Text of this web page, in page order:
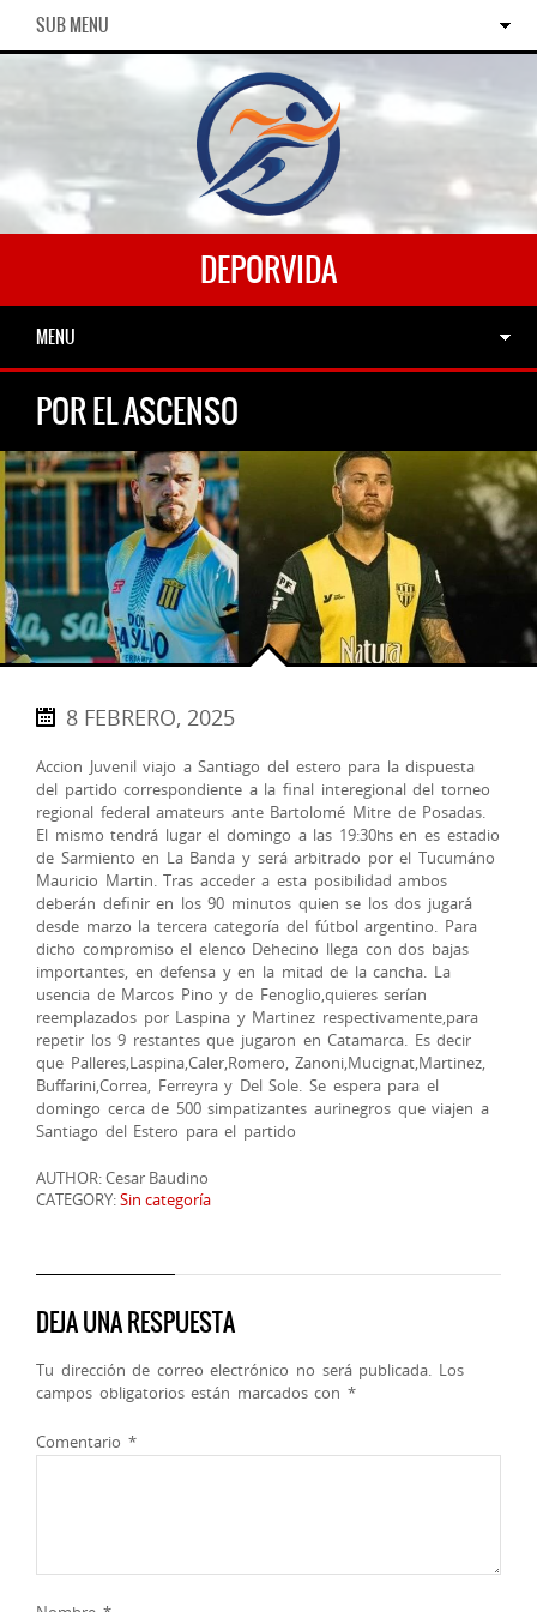
SUB MENU
DEPORVIDA
MENU
POR EL ASCENSO
8 FEBRERO, 2025
Accion Juvenil viajo a Santiago del estero para la dispuesta
del partido correspondiente a la final interegional del torneo
regional federal amateurs ante Bartolomé Mitre de Posadas.
El mismo tendrá lugar el domingo a las 19:30hs en es estadio
de Sarmiento en La Banda y será arbitrado por el Tucumáno
Mauricio Martin. Tras acceder a esta posibilidad ambos
deberán definir en los 90 minutos quien se los dos jugará
desde marzo la tercera categoría del fútbol argentino. Para
dicho compromiso el elenco Dehecino llega con dos bajas
importantes, en defensa y en la mitad de la cancha. La
usencia de Marcos Pino y de Fenoglio,quieres serían
reemplazados por Laspina y Martinez respectivamente,para
repetir los 9 restantes que jugaron en Catamarca. Es decir
que Palleres,Laspina,Caler,Romero, Zanoni,Mucignat,Martinez,
Buffarini,Correa, Ferreyra y Del Sole. Se espera para el
domingo cerca de 500 simpatizantes aurinegros que viajen a
Santiago del Estero para el partido
AUTHOR: Cesar Baudino
CATEGORY:Sin categoría
DEJA UNA RESPUESTA
Tu dirección de correo electrónico no será publicada. Los
campos obligatorios están marcados con *
Comentario *